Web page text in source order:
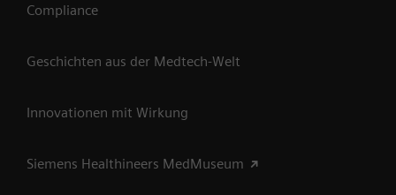
Compliance
Geschichten aus der Medtech-Welt
Innovationen mit Wirkung
Siemens Healthineers MedMuseum